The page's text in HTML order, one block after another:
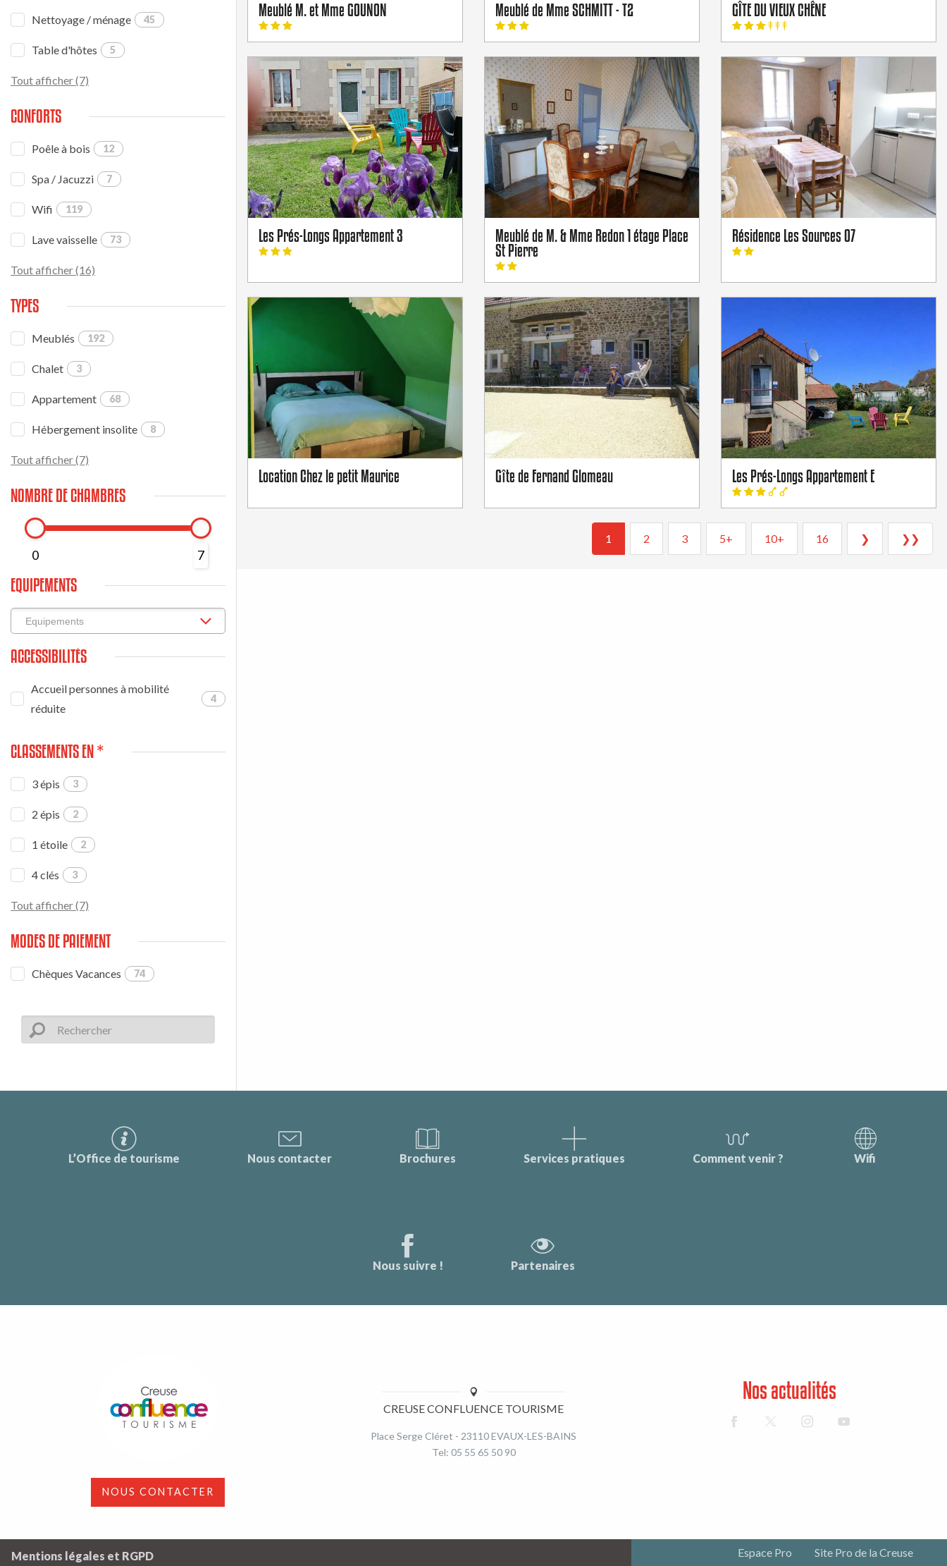
Nettoyage / ménage 45
Table d'hôtes 5
Tout afficher (7)
CONFORTS
Poêle à bois 12
Spa / Jacuzzi 7
Wifi 119
Lave vaisselle 73
Tout afficher (16)
TYPES
Meublés 192
Chalet 3
Appartement 68
Hébergement insolite 8
Tout afficher (7)
NOMBRE DE CHAMBRES
0 7
EQUIPEMENTS
ACCESSIBILITÉS
Accueil personnes à mobilité
réduite
4
CLASSEMENTS EN *
3 épis 3
2 épis 2
1 étoile 2
4 clés 3
Tout afficher (7)
MODES DE PAIEMENT
Chèques Vacances 74
Meublé M. et Mme GOUNON Meublé de Mme SCHMITT - T2 GÎTE DU VIEUX CHÊNE
Les Prés-Longs Appartement 3
Meublé de M. & Mme Redon 1 étage Place
St Pierre
Résidence Les Sources 07
Location Chez le petit Maurice Gîte de Fernand Glomeau Les Prés-Longs Appartement E
1 2 3 5+ 10+ 16 ❯ ❯❯
L’Office de tourisme Nous contacter Brochures Services pratiques Comment venir ? Wifi
Nous suivre ! Partenaires
NOUS CONTACTER
CREUSE CONFLUENCE TOURISME
Place Serge Cléret - 23110 EVAUX-LES-BAINS
Tel: 05 55 65 50 90
Nos actualités
Mentions légales et RGPD Espace Pro Site Pro de la Creuse